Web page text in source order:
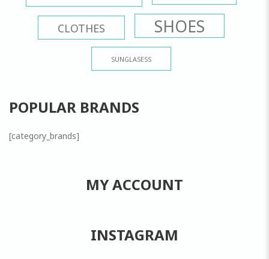
CLOTHES SHOES
SUNGLASESS
POPULAR BRANDS
[category_brands]
MY ACCOUNT
INSTAGRAM